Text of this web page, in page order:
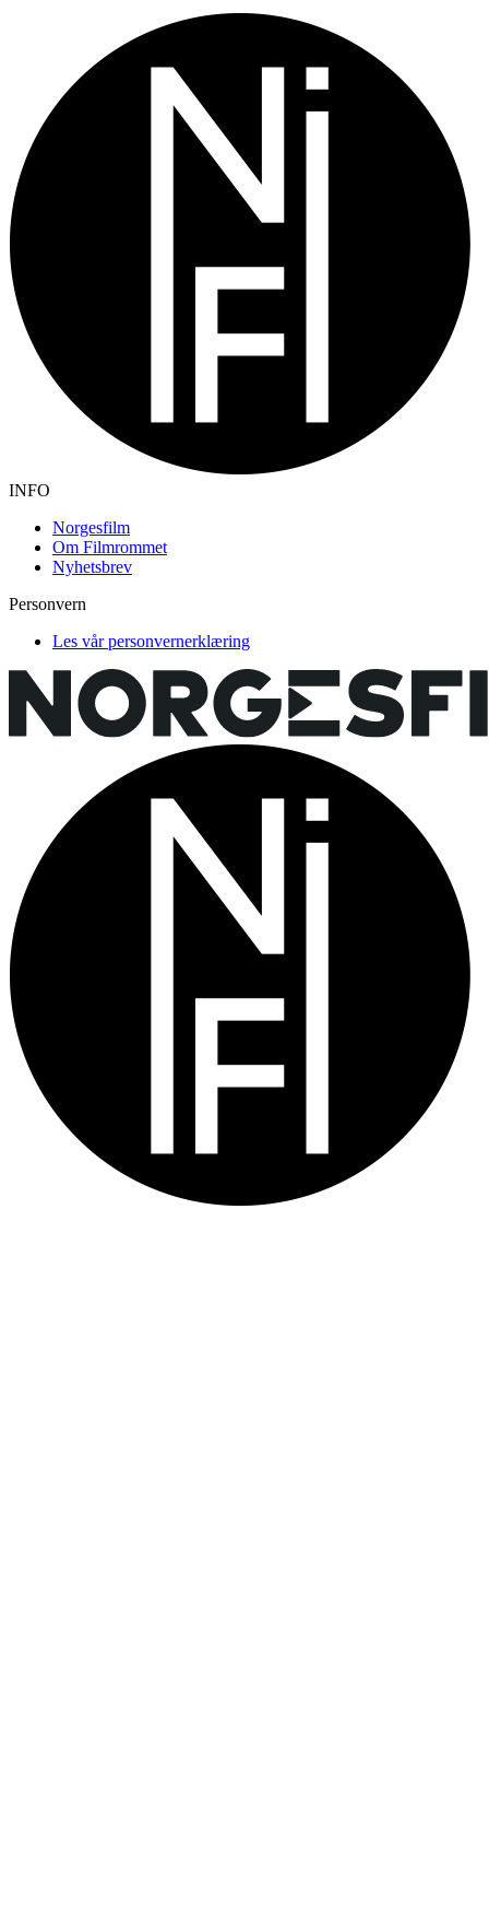
INFO
Norgesfilm
Om Filmrommet
Nyhetsbrev
Personvern
Les vår personvernerklæring